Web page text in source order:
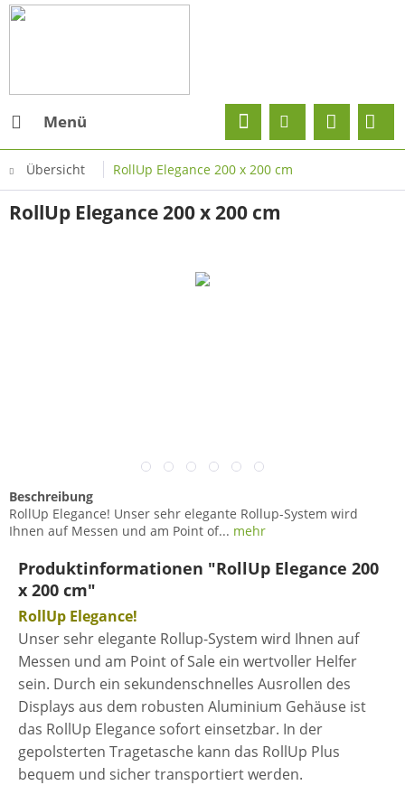
Menü
Übersicht RollUp Elegance 200 x 200 cm
RollUp Elegance 200 x 200 cm
Beschreibung
RollUp Elegance! Unser sehr elegante Rollup-System wird
Ihnen auf Messen und am Point of... mehr
Produktinformationen "RollUp Elegance 200
x 200 cm"
RollUp Elegance!
Unser sehr elegante Rollup-System wird Ihnen auf
Messen und am Point of Sale ein wertvoller Helfer
sein. Durch ein sekundenschnelles Ausrollen des
Displays aus dem robusten Aluminium Gehäuse ist
das RollUp Elegance sofort einsetzbar. In der
gepolsterten Tragetasche kann das RollUp Plus
bequem und sicher transportiert werden.